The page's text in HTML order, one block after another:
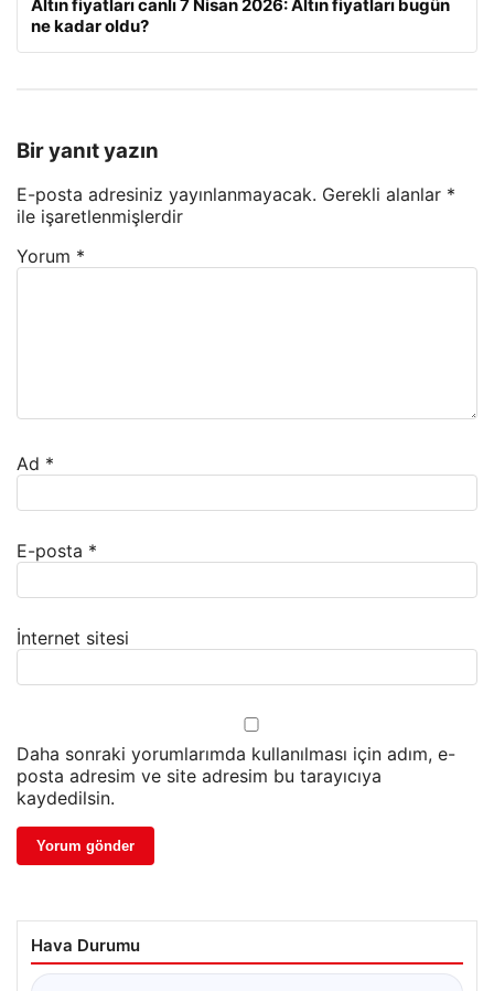
Altın fiyatları canlı 7 Nisan 2026: Altın fiyatları bugün
ne kadar oldu?
Bir yanıt yazın
E-posta adresiniz yayınlanmayacak. Gerekli alanlar *
ile işaretlenmişlerdir
Yorum *
Ad *
E-posta *
İnternet sitesi
Daha sonraki yorumlarımda kullanılması için adım, e-
posta adresim ve site adresim bu tarayıcıya
kaydedilsin.
Hava Durumu